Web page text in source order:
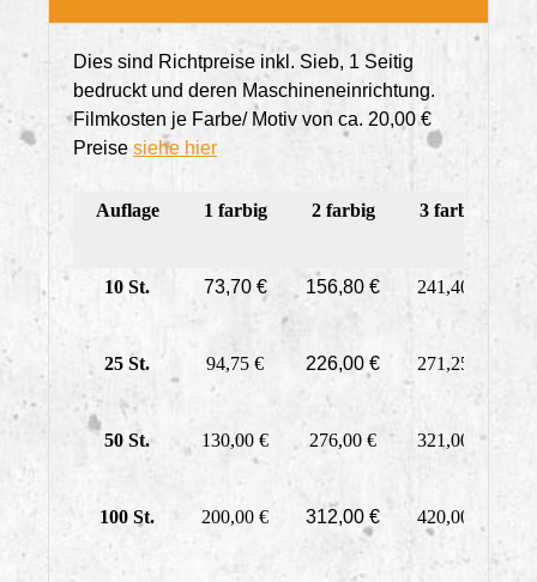
Dies sind Richtpreise inkl. Sieb, 1 Seitig
bedruckt und deren Maschineneinrichtung.
Filmkosten je Farbe/ Motiv von ca. 20,00 €
Preise siehe hier
Auflage 1 farbig 2 farbig 3 farbig
10 St. 73,70 € 156,80 € 241,40 €
25 St. 94,75 € 226,00 € 271,25 €
50 St. 130,00 € 276,00 € 321,00 €
100 St. 200,00 € 312,00 € 420,00 €